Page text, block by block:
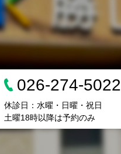
026-274-5022
休診日：水曜・日曜・祝日
土曜18時以降は予約のみ